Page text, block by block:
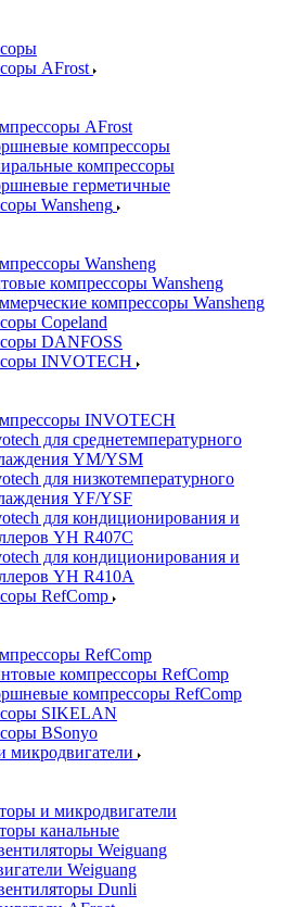
AFrost
AFrost
компрессоры
компрессоры
герметичные
Wansheng
Wansheng
компрессоры Wansheng
компрессоры Wansheng
Copeland
DANFOSS
INVOTECH
INVOTECH
для среднетемпературного
YM/YSM
для низкотемпературного
YF/YSF
для кондиционирования и
YH R407C
для кондиционирования и
YH R410A
RefComp
RefComp
компрессоры RefComp
компрессоры RefComp
SIKELAN
BSonyo
микродвигатели
и микродвигатели
канальные
Weiguang
Weiguang
Dunli